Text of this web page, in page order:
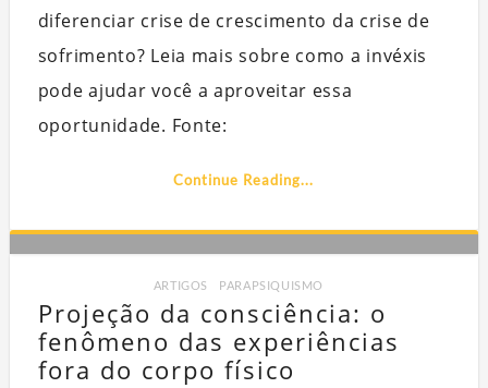
diferenciar crise de crescimento da crise de
sofrimento? Leia mais sobre como a invéxis
pode ajudar você a aproveitar essa
oportunidade. Fonte:
Continue Reading...
ARTIGOS PARAPSIQUISMO
Projeção da consciência: o
fenômeno das experiências
fora do corpo físico